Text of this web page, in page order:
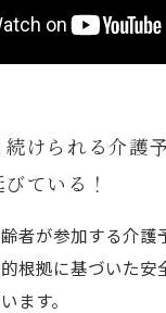
続けられる介護
ている！
者が参加する介護
根拠に基づいた安
ます。